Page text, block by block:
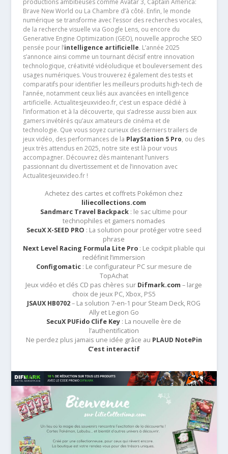
productions ambitieuses comme Avatar 3, Captain America:
Brave New World ou La Chambre d’à côté. Enfin, le monde
numérique se transforme avec l’essor des recherches vocales,
de la recherche visuelle via Google Lens, ou encore du
Generative Engine Optimization (GEO), nouvelle approche SEO
pensée pour l’intelligence artificielle. L’année 2025
s’annonce ainsi comme un tournant décisif entre innovation
technologique, créativité vidéoludique et bouleversement des
usages numériques. Vous trouverez également des tests et
comparatifs pour identifier les meilleurs produits high-tech de
l’année, notamment ceux liés aux avancées en intelligence
artificielle. Actualitesjeuxvideo.fr, c’est un espace dédié à
l’information et à la découverte, qui s’adresse aussi bien aux
gamers invétérés qu’aux amateurs de cinéma et de
technologie. Que vous soyez curieux des derniers trailers de
jeux vidéo, des performances de la PlayStation 5 Pro, ou des
jeux très attendus en 2025, notre site est là pour vous
accompagner. Découvrez dès maintenant l’univers
passionnant du divertissement et de l’innovation avec
Actualitesjeuxvideo.fr !
Achetez des cartes et coffrets Pokémon chez
liliecollections.com
Sandmarc Travel Backpack : le sac ultime pour
technophiles et gamers nomades
SecuX X-SEED PRO : La solution pour protéger votre seed
phrase
Next Level Racing Formula Lite Pro: Le cockpit pliable qui
redéfinit l’immersion
Configomatic: Le configurateur PC sur mesure de
TopAchat
Jeux vidéo et clés CD pas chères sur Difmark.com – large
choix de jeux PC, Xbox, PS5
JSAUX HB0702– La solution 7-en-1 pour Steam Deck, ROG
Ally et Legion Go
SecuX PUFido Clife Key : La nouvelle ère de
l’authentification
Ne perdez plus jamais une idée grâce au PLAUD NotePin
C’est interactif